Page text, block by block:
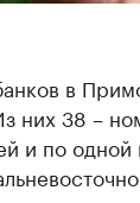
в
них 38 –
и по